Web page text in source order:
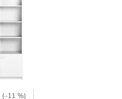
(–11 %)